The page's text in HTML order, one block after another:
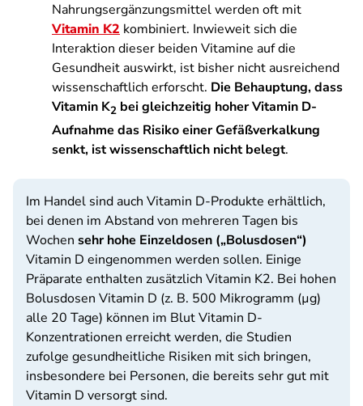
Nahrungsergänzungsmittel werden oft mit
Vitamin K2 kombiniert. Inwieweit sich die
Interaktion dieser beiden Vitamine auf die
Gesundheit auswirkt, ist bisher nicht ausreichend
wissenschaftlich erforscht. Die Behauptung, dass
Vitamin K2 bei gleichzeitig hoher Vitamin D-
Aufnahme das Risiko einer Gefäßverkalkung
senkt, ist wissenschaftlich nicht belegt.
Im Handel sind auch Vitamin D-Produkte erhältlich,
bei denen im Abstand von mehreren Tagen bis
Wochen sehr hohe Einzeldosen („Bolusdosen“)
Vitamin D eingenommen werden sollen. Einige
Präparate enthalten zusätzlich Vitamin K2. Bei hohen
Bolusdosen Vitamin D (z. B. 500 Mikrogramm (µg)
alle 20 Tage) können im Blut Vitamin D-
Konzentrationen erreicht werden, die Studien
zufolge gesundheitliche Risiken mit sich bringen,
insbesondere bei Personen, die bereits sehr gut mit
Vitamin D versorgt sind.